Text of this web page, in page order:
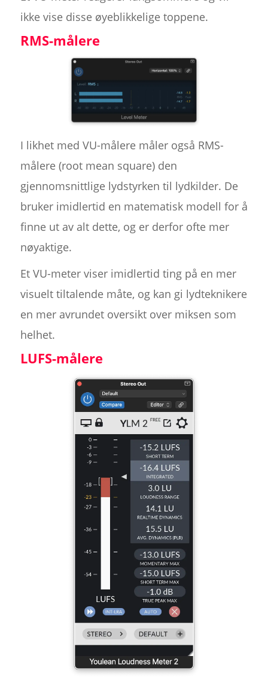
ikke vise disse øyeblikkelige toppene.
RMS-målere
I likhet med VU-målere måler også RMS-
målere (root mean square) den
gjennomsnittlige lydstyrken til lydkilder. De
bruker imidlertid en matematisk modell for å
finne ut av alt dette, og er derfor ofte mer
nøyaktige.
Et VU-meter viser imidlertid ting på en mer
visuelt tiltalende måte, og kan gi lydteknikere
en mer avrundet oversikt over miksen som
helhet.
LUFS-målere